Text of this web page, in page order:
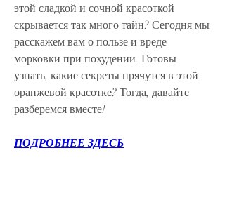
этой сладкой и сочной красоткой
скрывается так много тайн? Сегодня мы
расскажем вам о пользе и вреде
морковки при похудении. Готовы
узнать, какие секреты прячутся в этой
оранжевой красотке? Тогда, давайте
разберемся вместе!
ПОДРОБНЕЕ ЗДЕСЬ